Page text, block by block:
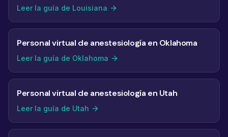
Leer la guía de Louisiana
Personal virtual de anestesiología en Oklahoma
Leer la guía de Oklahoma
Personal virtual de anestesiología en Utah
Leer la guía de Utah